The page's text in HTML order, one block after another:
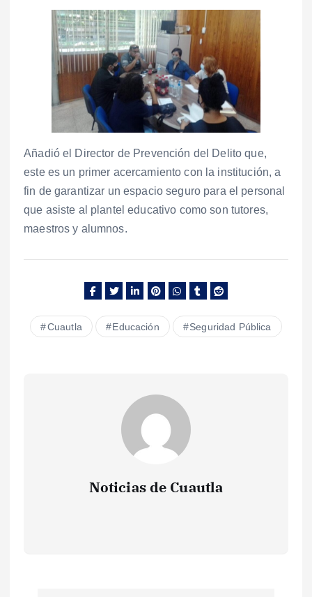
Añadió el Director de Prevención del Delito que,
este es un primer acercamiento con la institución, a
fin de garantizar un espacio seguro para el personal
que asiste al plantel educativo como son tutores,
maestros y alumnos.
Cuautla Educación Seguridad Pública
Noticias de Cuautla